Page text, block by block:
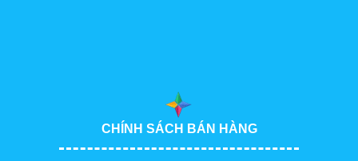
CHÍNH SÁCH BÁN HÀNG